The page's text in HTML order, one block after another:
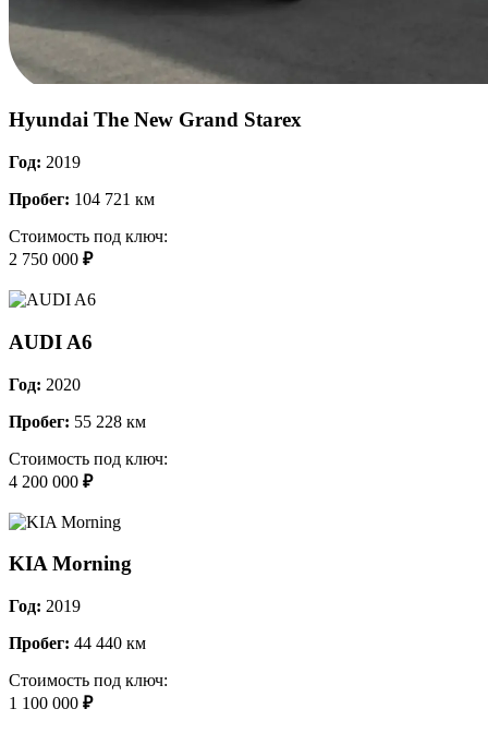
Hyundai The New Grand Starex
Год: 2019
Пробег: 104 721 км
Стоимость под ключ:
2 750 000 ₽
AUDI A6
Год: 2020
Пробег: 55 228 км
Стоимость под ключ:
4 200 000 ₽
KIA Morning
Год: 2019
Пробег: 44 440 км
Стоимость под ключ:
1 100 000 ₽